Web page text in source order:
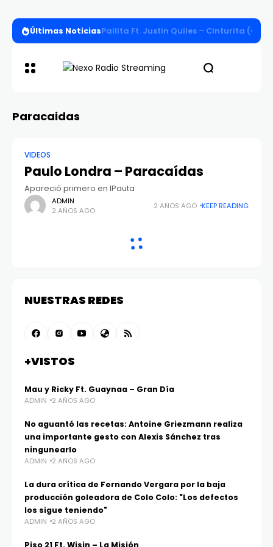
Últimas NoticiasPailita Ft. Justin Quiles – Cinturita
Paracaidas
VIDEOS
Paulo Londra – Paracaídas
Apareció primero en IPauta
ADMIN
2 AÑOS AGO
2 AÑOS AGO KEEP READING
NUESTRAS REDES
+VISTOS
Mau y Ricky Ft. Guaynaa – Gran Día
ADMIN 2 AÑOS AGO
No aguantó las recetas: Antoine Griezmann realiza
una importante gesto con Alexis Sánchez tras
ningunearlo
ADMIN 2 AÑOS AGO
La dura crítica de Fernando Vergara por la baja
producción goleadora de Colo Colo: "Los defectos
los sigue teniendo"
ADMIN 2 AÑOS AGO
Piso 21 Ft. Wisin – La Misión